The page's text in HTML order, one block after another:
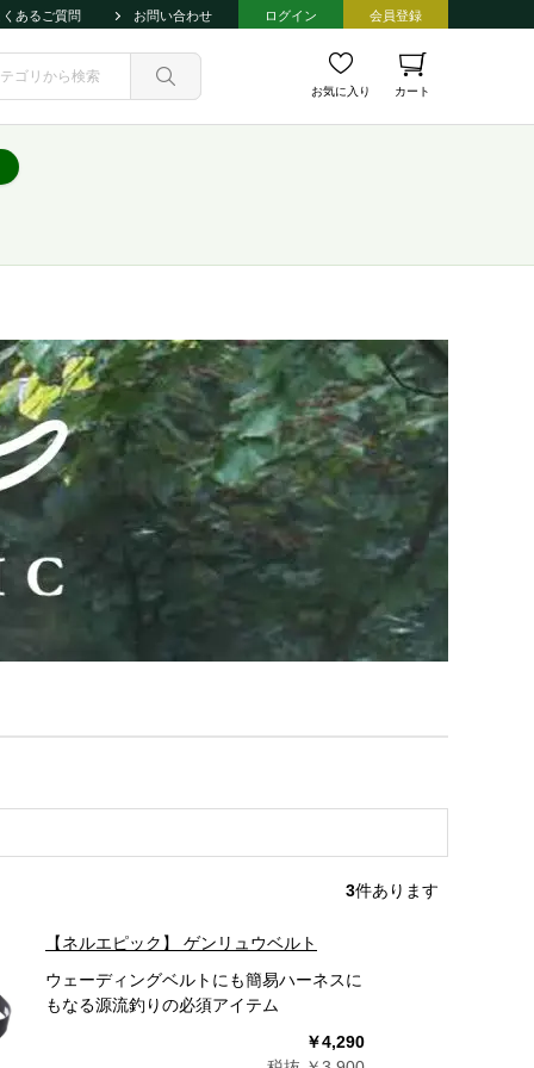
くあるご質問 お問い合わせ ログイン 会員登録
お気に入り カート
3件あります
【ネルエピック】 ゲンリュウベルト
ウェーディングベルトにも簡易ハーネスに
もなる源流釣りの必須アイテム
￥4,290